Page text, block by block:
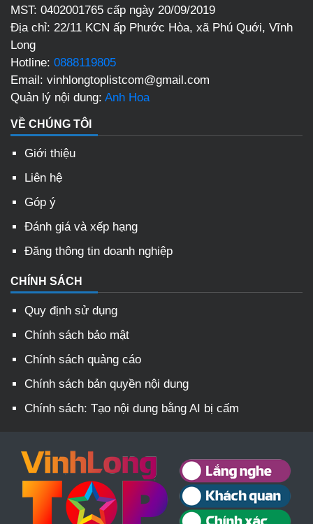
MST: 0402001765 cấp ngày 20/09/2019
Địa chỉ: 22/11 KCN ấp Phước Hòa, xã Phú Quới, Vĩnh
Long
Hotline: 0888119805
Email: vinhlongtoplistcom@gmail.com
Quản lý nội dung: Anh Hoa
VỀ CHÚNG TÔI
Giới thiệu
Liên hệ
Góp ý
Đánh giá và xếp hạng
Đăng thông tin doanh nghiệp
CHÍNH SÁCH
Quy định sử dụng
Chính sách bảo mật
Chính sách quảng cáo
Chính sách bản quyền nội dung
Chính sách: Tạo nội dung bằng AI bị cấm